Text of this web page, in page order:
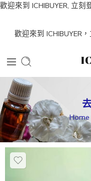
歡迎來到 ICHIBUYER, 立
歡迎來到 ICHIBUYER
Home